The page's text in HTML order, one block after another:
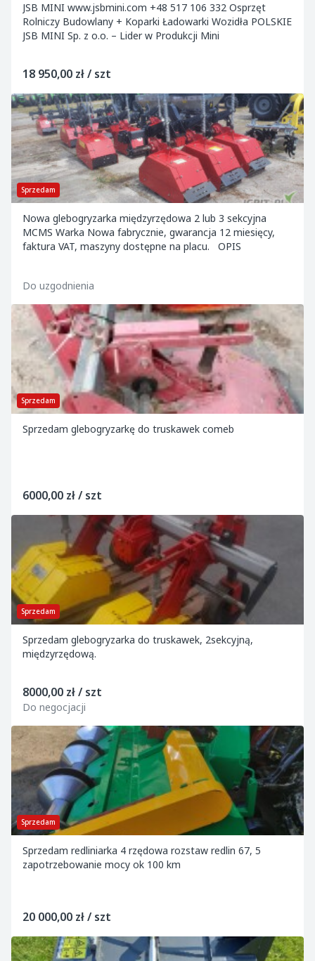
JSB MINI www.jsbmini.com +48 517 106 332 Osprzęt
Rolniczy Budowlany + Koparki Ładowarki Wozidła POLSKIE
JSB MINI Sp. z o.o. – Lider w Produkcji Mini
18 950,00 zł / szt
Sprzedam
Nowa glebogryzarka międzyrzędowa 2 lub 3 sekcyjna
MCMS Warka Nowa fabrycznie, gwarancja 12 miesięcy,
faktura VAT, maszyny dostępne na placu. OPIS
Do uzgodnienia
Sprzedam
Sprzedam glebogryzarkę do truskawek comeb
6000,00 zł / szt
Sprzedam
Sprzedam glebogryzarka do truskawek, 2sekcyjną,
międzyrzędową.
8000,00 zł / szt
Do negocjacji
Sprzedam
Sprzedam redliniarka 4 rzędowa rozstaw redlin 67, 5
zapotrzebowanie mocy ok 100 km
20 000,00 zł / szt